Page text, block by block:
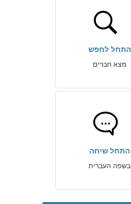
התחל לחפש
מצא חברים
התחל שיחה
בשפה העברית